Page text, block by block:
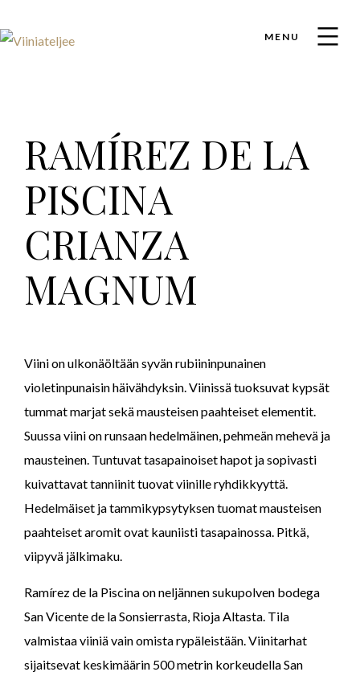
MENU
RAMÍREZ DE LA
PISCINA
CRIANZA
MAGNUM
Viini on ulkonäöltään syvän rubiininpunainen
violetinpunaisin häivähdyksin. Viinissä tuoksuvat kypsät
tummat marjat sekä mausteisen paahteiset elementit.
Suussa viini on runsaan hedelmäinen, pehmeän mehevä ja
mausteinen. Tuntuvat tasapainoiset hapot ja sopivasti
kuivattavat tanniinit tuovat viinille ryhdikkyyttä.
Hedelmäiset ja tammikypsytyksen tuomat mausteisen
paahteiset aromit ovat kauniisti tasapainossa. Pitkä,
viipyvä jälkimaku.
Ramírez de la Piscina on neljännen sukupolven bodega
San Vicente de la Sonsierrasta, Rioja Altasta. Tila
valmistaa viiniä vain omista rypäleistään. Viinitarhat
sijaitsevat keskimäärin 500 metrin korkeudella San